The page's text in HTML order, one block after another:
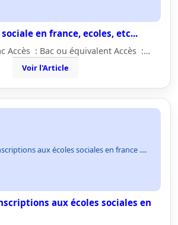
en france, ecoles, etc...
Accès : Bac ou équivalent Accès :…
Voir l'Article
aux écoles sociales en france ....
aux écoles sociales en